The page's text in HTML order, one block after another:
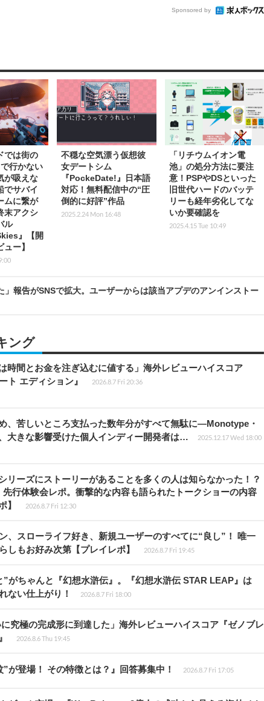
Sponsored by
では街の
行かない
が吸えな
でサバイ
ムに繋が
末アクシ
ル
』【開
ー】
不穏な空気漂う仮想彼
女デートシム
『PockeDate!』日本語
対応！無料配信中の“圧
倒的に好評”作品
2025.2.24 Mon 16:48
「リチウムイオン電
池」の処分方法に要注
意！PSPやDSといった
旧世代ハードのバッテ
リーも経年劣化してな
いか要確認を
2025.4.15 Tue 10:49
報告がSNSで拡大。ユーザーからは該当アプデのアンインストー
ング
時間とお金を注ぎ込むに値する」海外レビューハイスコア
ト エディション』
2026.8.7 Fri 20:36
、苦しいところ支払った数年分がすべて無駄に―Monotype・
大きな影響受けた個人インディー開発者は…
2025.12.17 Wed 18:00
リーズにストーリーがあることを多くの人は知らなかった！？
先行体験会レポ。衝撃的な内容も語られたトークショーの内容
】
2026.8.7 Fri 12:30
、スローライフ好き、新規ユーザーのすべてに“良し”！ 唯一
しもお好み次第【プレイレポ】
2026.8.7 Fri 19:45
がちゃんと『幻想水滸伝』。『幻想水滸伝 STAR LEAP』は
ない仕上がり！
2026.8.7 Fri 18:00
究極の完成形に到達した」海外レビューハイスコア『ゼノブレ
2026.8.6 Thu 19:45
が登場！ その特徴とは？』回答募集中！ 2026.8.7 Fri 17:05